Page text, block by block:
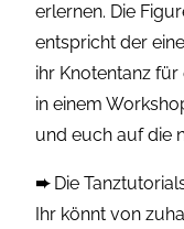
erlernen. Die
entspricht der
ihr Knotentanz
in einem
und euch auf die
➨ Die
Ihr könnt von